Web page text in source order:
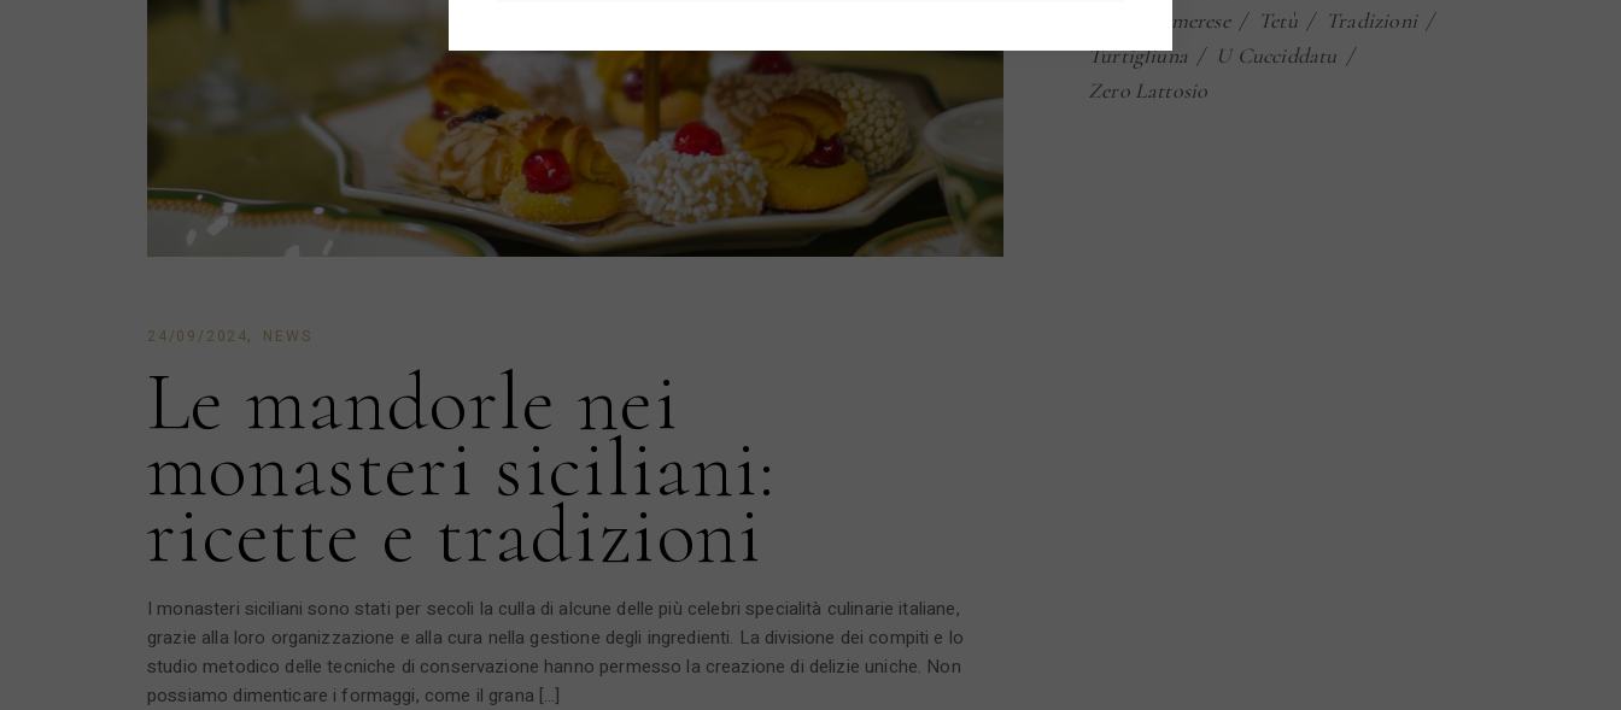
24/09/2024 NEWS
Le mandorle nei
monasteri siciliani:
ricette e tradizioni
I monasteri siciliani sono stati per secoli la culla di alcune delle più celebri specialità culinarie italiane,
grazie alla loro organizzazione e alla cura nella gestione degli ingredienti. La divisione dei compiti e lo
studio metodico delle tecniche di conservazione hanno permesso la creazione di delizie uniche. Non
possiamo dimenticare i formaggi, come il grana […]
Termini Imerese
Tetù
Tradizioni
Turtigliuna
U Cucciddatu
Zero Lattosio